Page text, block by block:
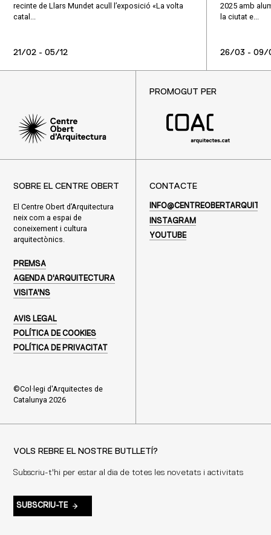
recinte de Llars Mundet acull l’exposició «La volta
catal...
21/02 - 05/12
2025 amb
la ciutat e...
26/03 - 09/
PROMOGUT PER
SOBRE EL CENTRE OBERT
El Centre Obert d’Arquitectura
neix com a espai de
coneixement i cultura
arquitectònics.
PREMSA
AGENDA D'ARQUITECTURA
VISITA'NS
AVIS LEGAL
POLÍTICA DE COOKIES
POLÍTICA DE PRIVACITAT
©Col·legi d'Arquitectes de
Catalunya 2026
CONTACTE
INSTAGRAM
YOUTUBE
VOLS REBRE EL NOSTRE BUTLLETÍ?
Subscriu-t'hi per estar al dia de totes les novetats i activitats
SUBSCRIU-TE